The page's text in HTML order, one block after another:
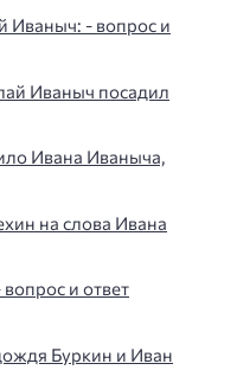
Иваныч: - вопрос и
Иваныч посадил
Ивана Иваныча,
на слова Ивана
и ответ
Буркин и Иван